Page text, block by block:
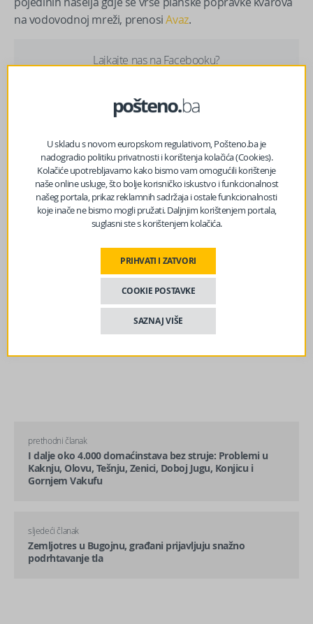
na vodovodnoj mreži, prenosiAvaz.
Lajkajte nas na Facebooku?
haber.ba
FacebookMessenger
TwitterWhatsApp
Viber Email
prethodni članak
I dalje oko 4.000 domaćinstava bez struje: Problemi u
Kaknju, Olovu, Tešnju, Zenici, Doboj Jugu, Konjicu i
Gornjem Vakufu
sljedeći članak
Zemljotres u Bugojnu, građani prijavljuju snažno
podrhtavanje tla
U skladu s novom europskom regulativom, Pošteno.ba je
nadogradio politiku privatnosti i korištenja kolačića (Cookies).
Kolačiće upotrebljavamo kako bismo vam omogućili korištenje
naše online usluge, što bolje korisničko iskustvo i funkcionalnost
našeg portala, prikaz reklamnih sadržaja i ostale funkcionalnosti
koje inače ne bismo mogli pružati. Daljnjim korištenjem portala,
suglasni ste s korištenjem kolačića.
PRIHVATI I ZATVORI
COOKIE POSTAVKE
SAZNAJ VIŠE